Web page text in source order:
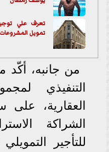
تعرف علي
تمويل
من جانبه، أكّد
التنفيذي
العقارية، على
الشراكة
للتأجير